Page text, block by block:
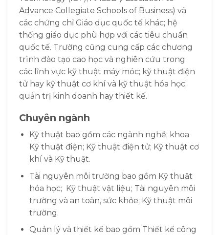
Advance Collegiate Schools of Business) và
các chứng chỉ Giáo dục quốc tế khác; hệ
thống giáo dục phù hợp với các tiêu chuẩn
quốc tế. Trường cũng cung cấp các chương
trình đào tạo cao học và nghiên cứu trong
các lĩnh vực kỹ thuật máy móc; kỹ thuật điện
tử hay kỹ thuật cơ khí và kỹ thuật hóa học;
quản trị kinh doanh hay thiết kế.
Chuyên ngành
Kỹ thuật bao gồm các ngành nghề; khoa
Kỹ thuật điện; Kỹ thuật điện tử; Kỹ thuật cơ
khí và Kỹ thuật.
Tài nguyên môi trường bao gồm Kỹ thuật
hóa học; Kỹ thuật vật liệu; Tài nguyên môi
trường và an toàn, sức khỏe; Kỹ thuật môi
trường.
Quản lý và thiết kế bao gồm Thiết kế công